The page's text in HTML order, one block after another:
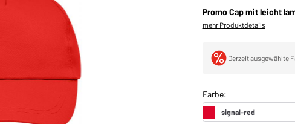
Promo Cap mit leicht
mehr Produktdetails
Derzeit ausgewählte